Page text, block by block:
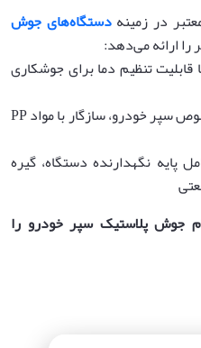
در زمینهدستگاه‌های جوش
را ارائه می‌دهد:
قابلیت تنظیم دما برای جوشکاری
مخصوص سپر خودرو، سازگار با مواد PP
پایه نگهدارنده دستگاه، گیره
جوش پلاستیک سپر خودرو را